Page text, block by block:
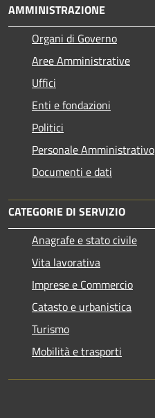
AMMINISTRAZIONE
Organi di Governo
Aree Amministrative
Uffici
Enti e fondazioni
Politici
Personale Amministrativo
Documenti e dati
CATEGORIE DI SERVIZIO
Anagrafe e stato civile
Vita lavorativa
Imprese e Commercio
Catasto e urbanistica
Turismo
Mobilità e trasporti